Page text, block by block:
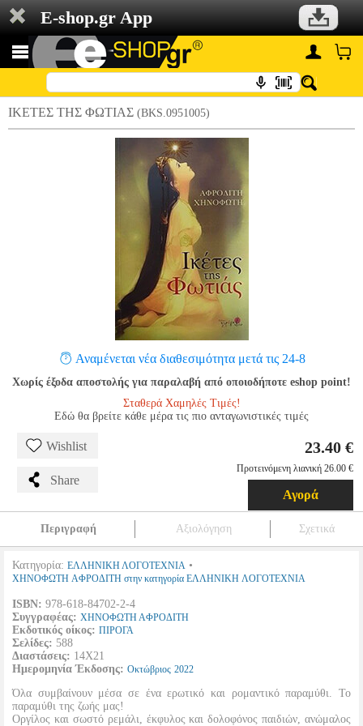
E-shop.gr App
ΙΚΕΤΕΣ ΤΗΣ ΦΩΤΙΑΣ (BKS.0951005)
Αναμένεται νέα διαθεσιμότητα μετά τις 24-8
Χωρίς έξοδα αποστολής για παραλαβή από οποιοδήποτε eshop point!
Σταθερά Χαμηλές Τιμές!
Εδώ θα βρείτε κάθε μέρα τις πιο ανταγωνιστικές τιμές
Wishlist
Share
23.40 €
Προτεινόμενη λιανική 26.00 €
Αγορά
Περιγραφή Αξιολόγηση Σχετικά
Κατηγορία: ΕΛΛΗΝΙΚΗ ΛΟΓΟΤΕΧΝΙΑ •
ΧΗΝΟΦΩΤΗ ΑΦΡΟΔΙΤΗ στην κατηγορία ΕΛΛΗΝΙΚΗ ΛΟΓΟΤΕΧΝΙΑ
ISBN: 978-618-84702-2-4
Συγγραφέας: ΧΗΝΟΦΩΤΗ ΑΦΡΟΔΙΤΗ
Εκδοτικός οίκος: ΠΙΡΟΓΑ
Σελίδες: 588
Διαστάσεις: 14Χ21
Ημερομηνία Έκδοσης: Οκτώβριος 2022
Όλα συμβαίνουν μέσα σε ένα ερωτικό και ρομαντικό παραμύθι. Το
παραμύθι της ζωής μας!
Οργίλος και σωστό ρεμάλι, έκφυλος και δολοφόνος παιδιών, ανώμαλος